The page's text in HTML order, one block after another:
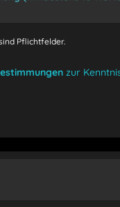
Pflichtfelder.
zur